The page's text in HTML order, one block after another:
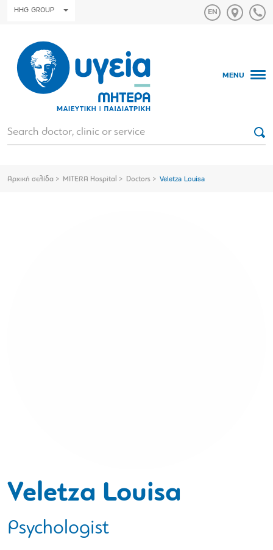
HHG GROUP
MENU
Αρχική σελίδα MITERA Hospital Doctors Veletza Louisa
Veletza Louisa
Psychologist